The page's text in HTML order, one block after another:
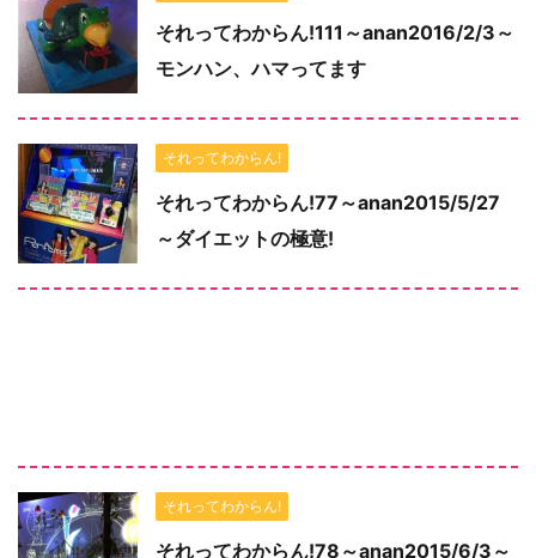
それってわからん!111～anan2016/2/3～
モンハン、ハマってます
それってわからん!
それってわからん!77～anan2015/5/27
～ダイエットの極意!
それってわからん!
それってわからん!78～anan2015/6/3～